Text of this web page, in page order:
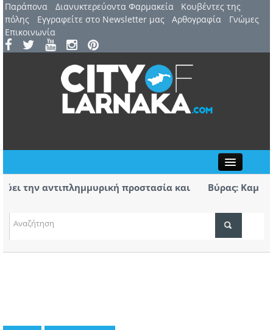
Παράπονα Διανυκτερεύοντα Φαρμακεία
Kουβέντες της
πόλης
Εγγραφείτε στο Newsletter μας Αρθογραφία
Γνώμες
Επικοινωνία
ΤΟΠΙΚΑ ΝΕΑ
την αντιπλημμυρική προστασία και
Βύρας: Καμία
στο Καλό Χωριό ο Πάλμας- «Ουδέν
Στις φλόγες
χειρότερα